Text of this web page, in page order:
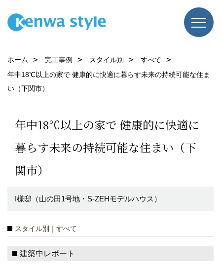
ホーム 完工事例 スタイル別
すべて
年中18℃以上の家で 健康的に快適に暮らす未来の持続可能な住ま
い（下関市）
年中18℃以上の家で 健康的に快適に
暮らす未来の持続可能な住まい（下
関市）
I様邸（山の田1号地・S-ZEHモデルハウス）
スタイル別｜すべて
建築中レポート